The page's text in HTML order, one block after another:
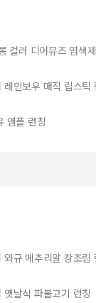
컬러 디어뮤즈 염색
인보우 매직 립스틱
앰플 런칭
규 메추리알 장조림
날식 파불고기 런칭